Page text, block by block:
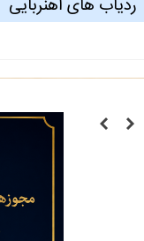
ردیاب های آهنربایی